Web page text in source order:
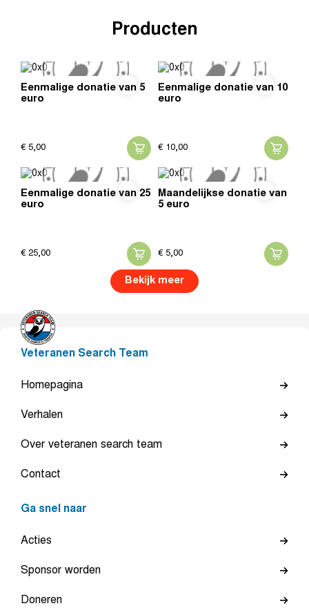
Producten
Eenmalige donatie van 5
euro
€ 5,00
Eenmalige donatie van 10
euro
€ 10,00
Eenmalige donatie van 25
euro
€ 25,00
Maandelijkse donatie van
5 euro
€ 5,00
Bekijk meer
Veteranen Search Team
Homepagina
Verhalen
Over veteranen search team
Contact
Ga snel naar
Acties
Sponsor worden
Doneren